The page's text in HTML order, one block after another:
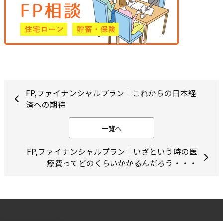
FP,ファイナンシャルプラン｜これからの日本経
済への期待
一覧へ
FP,ファイナンシャルプラン｜いざという時の医
療費ってどのくらいかかるんだろう・・・